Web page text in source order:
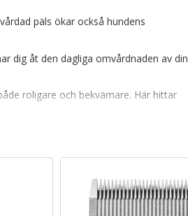
päls ökar också hundens
dig åt den dagliga omvårdnaden av din
roligare och bekvämare. Här hittar
.'